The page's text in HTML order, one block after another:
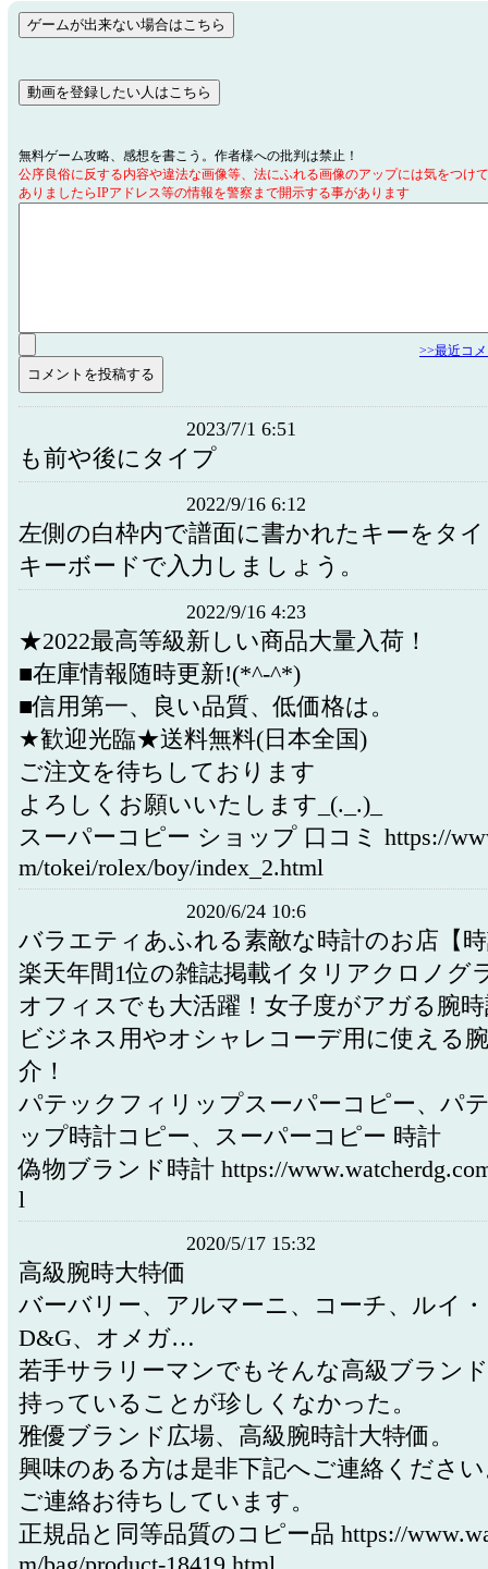
無料ゲーム攻略、感想を書こう。作者様への批判は禁止！
公序良俗に反する内容や違法な画像等、法にふれる画像のアップには気をつけ
ありましたらIPアドレス等の情報を警察まで開示する事があります
>>最近コ
2023/7/1 6:51
も前や後にタイプ
2022/9/16 6:12
左側の白枠内で譜面に書かれたキーをタ
キーボードで入力しましょう。
2022/9/16 4:23
★2022最高等級新しい商品大量入荷！
■在庫情報随時更新!(*^-^*)
■信用第一、良い品質、低価格は。
★歓迎光臨★送料無料(日本全国)
ご注文を待ちしております
よろしくお願いいたします_(._.)_
スーパーコピー ショップ 口コミ https://
m/tokei/rolex/boy/index_2.html
2020/6/24 10:6
バラエティあふれる素敵な時計のお店【
楽天年間1位の雑誌掲載イタリアクロノグ
オフィスでも大活躍！女子度がアガる腕
ビジネス用やオシャレコーデ用に使える
介！
パテックフィリップスーパーコピー、パ
ップ時計コピー、スーパーコピー 時計
偽物ブランド時計 https://
l
2020/5/17 15:32
高級腕時大特価
バーバリー、アルマーニ、コーチ、ルイ
D&G、オメガ…
若手サラリーマンでもそんな高級ブラン
持っていることが珍しくなかった。
雅優ブランド広場、高級腕時計大特価。
興味のある方は是非下記へご連絡くださ
ご連絡お待ちしています。
正規品と同等品質のコピー品 https://